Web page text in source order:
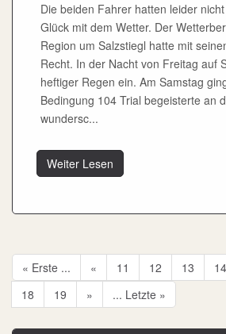
Die beiden Fahrer hatten leider
Glück mit dem Wetter. Der
Region um Salzstiegl hatte mit
Recht. In der Nacht von Freitag auf
heftiger Regen ein. Am Samstag
Bedingung 104 Trial begeisterte an
wundersc...
Weiter Lesen
« Erste ... « 11 12 13 14
18
19 » ... Letzte »